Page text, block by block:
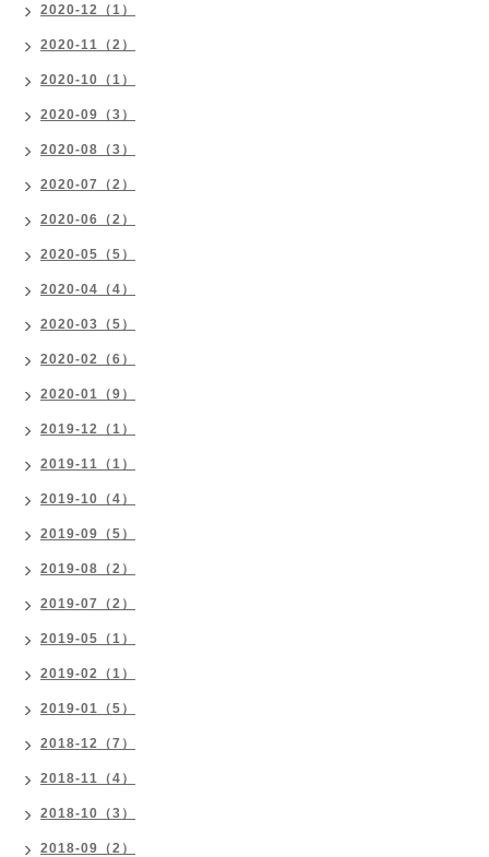
2020-12（1）
2020-11（2）
2020-10（1）
2020-09（3）
2020-08（3）
2020-07（2）
2020-06（2）
2020-05（5）
2020-04（4）
2020-03（5）
2020-02（6）
2020-01（9）
2019-12（1）
2019-11（1）
2019-10（4）
2019-09（5）
2019-08（2）
2019-07（2）
2019-05（1）
2019-02（1）
2019-01（5）
2018-12（7）
2018-11（4）
2018-10（3）
2018-09（2）